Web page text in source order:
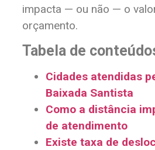
impacta — ou não — o
orçamento.
Tabela de
Cidades atendidas
Baixada Santista
Como a distância
de atendimento
Existe taxa de